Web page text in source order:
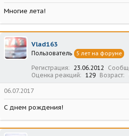
Многие лета!
Vlad163
Пользователь 5 лет на форуме
Регистрация 23.06.2012
Оценка реакций
129 Возраст
06.07.2017
С днем рождения!